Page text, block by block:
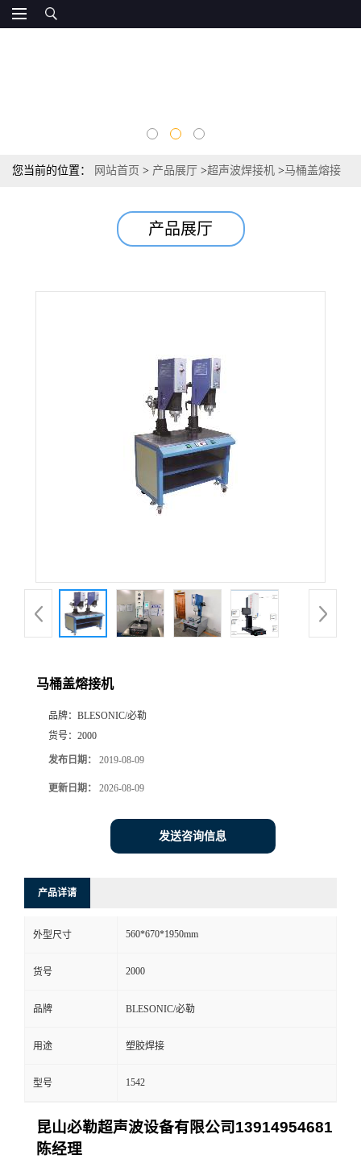
您当前的位置： 网站首页 > 产品展厅 >超声波焊接机 >马桶盖熔接
产品展厅
马桶盖熔接机
品牌： BLESONIC/必勒
货号： 2000
发布日期： 2019-08-09
更新日期： 2026-08-09
发送咨询信息
产品详请
外型尺寸 560*670*1950mm
货号 2000
品牌 BLESONIC/必勒
用途 塑胶焊接
型号 1542
昆山必勒超声波设备有限公司13914954681
陈经理